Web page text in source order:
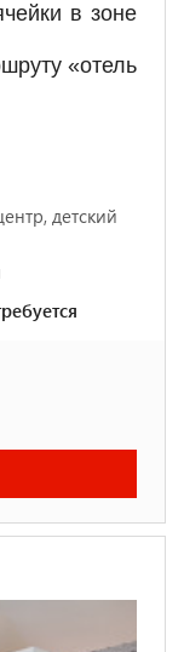
в зоне
«отель
детский